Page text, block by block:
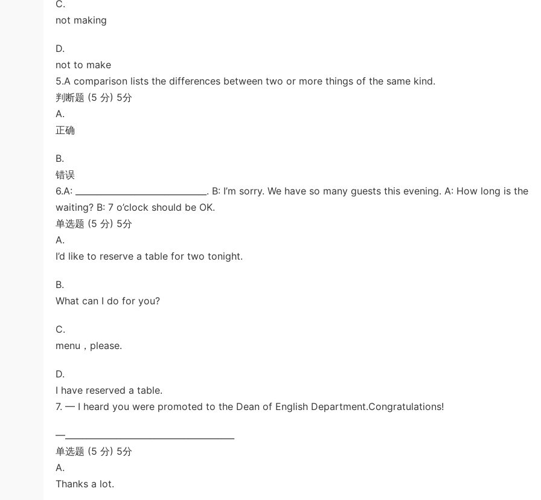
C.
not making
D.
not to make
5.A comparison lists the differences between two or more things of the same kind.
判断题 (5 分) 5分
A.
正确
B.
错误
6.A: _______________________________. B: I’m sorry. We have so many guests this evening. A: How long is the
waiting? B: 7 o’clock should be OK.
单选题 (5 分) 5分
A.
I’d like to reserve a table for two tonight.
B.
What can I do for you?
C.
menu，please.
D.
I have reserved a table.
7. — I heard you were promoted to the Dean of English Department.Congratulations!
—________________________________________
单选题 (5 分) 5分
A.
Thanks a lot.